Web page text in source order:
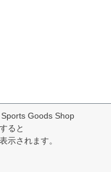
ると
示されます。